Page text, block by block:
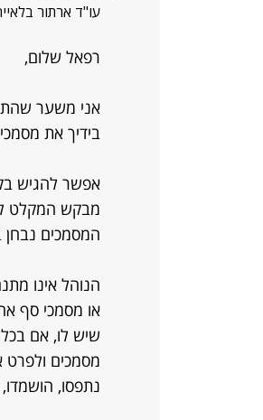
עו"ד ארתור
רפאל שלום,
אני משער
בידיך את
אפשר להגיש
מבקש המקלט
המסמכים
הנוהל אינו
או מסמכי סף
שיש לו, אם
מסמכים ולפרט
נתפסו,